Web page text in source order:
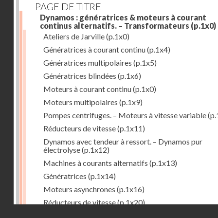
PAGE DE TITRE
Dynamos : génératrices & moteurs à courant
continus alternatifs. – Transformateurs (p.1x0)
Ateliers de Jarville(p.1x0)
Génératrices à courant continu(p.1x4)
Génératrices multipolaires (p.1x5)
Génératrices blindées (p.1x6)
Moteurs à courant continu(p.1x0)
Moteurs multipolaires (p.1x9)
Pompes centrifuges. – Moteurs à vitesse variable
Réducteurs de vitesse(p.1x11)
Dynamos avec tendeur à ressort. – Dynamos pur
électrolyse(p.1x12)
Machines à courants alternatifs (p.1x13)
Génératrices (p.1x14)
Moteurs asynchrones (p.1x16)
Réducteurs de vitesse(p.1x20)